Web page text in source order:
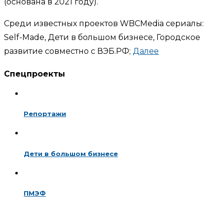
Среди известных проектов WBCMedia сериалы:
Self-Made, Дети в большом бизнесе, Городское
развитие совместно с ВЭБ.РФ; Далее
Спецпроекты
Репортажи
Дети в большом бизнесе
ПМЭФ